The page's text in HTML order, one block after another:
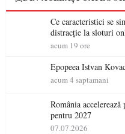
Ce caracteristici se
distracție la sloturi
acum 19 ore
Epopeea Istvan
acum 4 saptamani
România
pentru 2027
07.07.2026